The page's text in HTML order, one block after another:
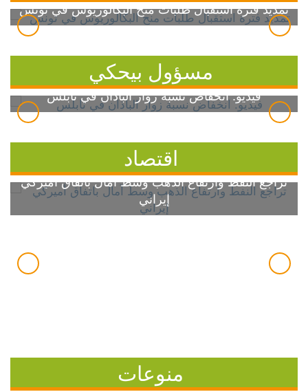
تمديد فترة استقبال طلبات منح البكالوريوس في تونس
مسؤول بيحكي
فيديو: انخفاض نسبة زوار الباذان في نابلس
اقتصاد
تراجع النفط وارتفاع الذهب وسط آمال باتفاق أميركي
إيراني
منوعات
7 خطوات بسيطة للسيطرة على ارتفاع سكر الدم